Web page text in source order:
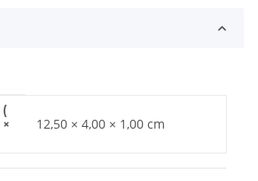
12,50 × 4,00 × 1,00 cm